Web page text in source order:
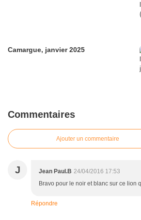
Camargue, janvier 2025
Commentaires
Ajouter un commentaire
J Jean Paul.B 24/04/2016 17:53
Bravo pour le noir et blanc sur ce lion
Répondre